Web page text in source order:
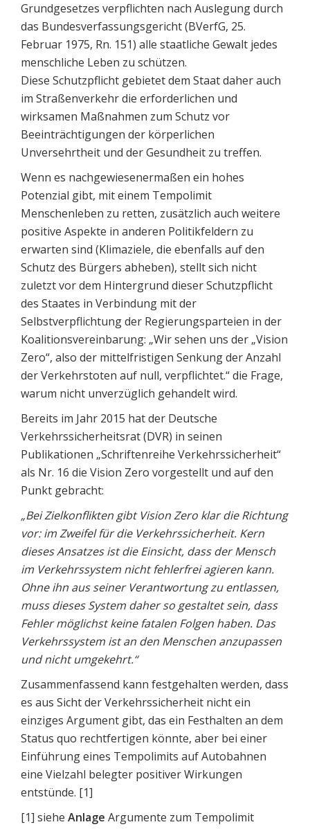
Grundgesetzes verpflichten nach Auslegung durch
das Bundesverfassungsgericht (BVerfG, 25.
Februar 1975, Rn. 151) alle staatliche Gewalt jedes
menschliche Leben zu schützen.
Diese Schutzpflicht gebietet dem Staat daher auch
im Straßenverkehr die erforderlichen und
wirksamen Maßnahmen zum Schutz vor
Beeinträchtigungen der körperlichen
Unversehrtheit und der Gesundheit zu treffen.
Wenn es nachgewiesenermaßen ein hohes
Potenzial gibt, mit einem Tempolimit
Menschenleben zu retten, zusätzlich auch weitere
positive Aspekte in anderen Politikfeldern zu
erwarten sind (Klimaziele, die ebenfalls auf den
Schutz des Bürgers abheben), stellt sich nicht
zuletzt vor dem Hintergrund dieser Schutzpflicht
des Staates in Verbindung mit der
Selbstverpflichtung der Regierungsparteien in der
Koalitionsvereinbarung: „Wir sehen uns der „Vision
Zero“, also der mittelfristigen Senkung der Anzahl
der Verkehrstoten auf null, verpflichtet.“ die Frage,
warum nicht unverzüglich gehandelt wird.
Bereits im Jahr 2015 hat der Deutsche
Verkehrssicherheitsrat (DVR) in seinen
Publikationen „Schriftenreihe Verkehrssicherheit“
als Nr. 16 die Vision Zero vorgestellt und auf den
Punkt gebracht:
„Bei Zielkonflikten gibt Vision Zero klar die Richtung
vor: im Zweifel für die Verkehrssicherheit. Kern
dieses Ansatzes ist die Einsicht, dass der Mensch
im Verkehrssystem nicht fehlerfrei agieren kann.
Ohne ihn aus seiner Verantwortung zu entlassen,
muss dieses System daher so gestaltet sein, dass
Fehler möglichst keine fatalen Folgen haben. Das
Verkehrssystem ist an den Menschen anzupassen
und nicht umgekehrt.“
Zusammenfassend kann festgehalten werden, dass
es aus Sicht der Verkehrssicherheit nicht ein
einziges Argument gibt, das ein Festhalten an dem
Status quo rechtfertigen könnte, aber bei einer
Einführung eines Tempolimits auf Autobahnen
eine Vielzahl belegter positiver Wirkungen
entstünde. [1]
[1] siehe Anlage Argumente zum Tempolimit